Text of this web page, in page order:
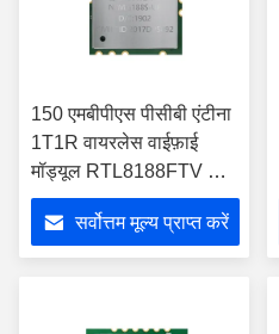
150 एमबीपीएस पीसीबी एंटीना
1T1R वायरलेस वाईफ़ाई
मॉड्यूल RTL8188FTV के
साथ
सर्वोत्तम मूल्य प्राप्त करें